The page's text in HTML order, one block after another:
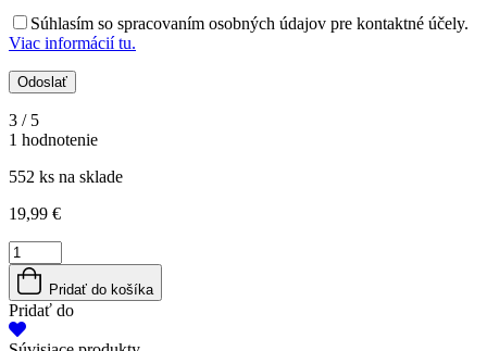
Súhlasím so spracovaním osobných údajov pre kontaktné účely.
Viac informácií tu.
3 / 5
1 hodnotenie
552 ks na sklade
19,99 €
množstvo
SLOVENSKÉ
OBRÁZKOVÉ
DEJINY
Pridať do košíka
Pridať do